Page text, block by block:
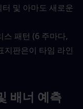
및 아마도 새로운
스 패턴 (6 주마다,
지판은이 타임 라인
배너 예측